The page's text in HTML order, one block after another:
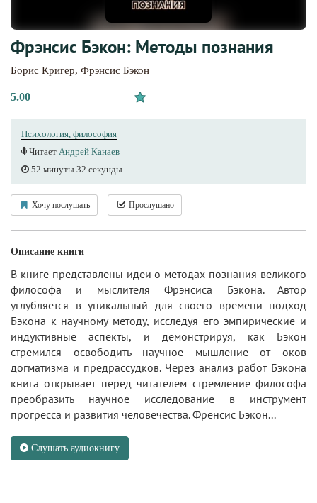
Фрэнсис Бэкон: Методы познания
Борис Кригер, Фрэнсис Бэкон
5.00
Психология, философия
Читает Андрей Канаев
52 минуты 32 секунды
Хочу послушать Прослушано
Описание книги
В книге представлены идеи о методах познания великого
философа и мыслителя Фрэнсиса Бэкона. Автор
углубляется в уникальный для своего времени подход
Бэкона к научному методу, исследуя его эмпирические и
индуктивные аспекты, и демонстрируя, как Бэкон
стремился освободить научное мышление от оков
догматизма и предрассудков. Через анализ работ Бэкона
книга открывает перед читателем стремление философа
преобразить научное исследование в инструмент
прогресса и развития человечества. Френсис Бэкон...
Слушать аудиокнигу